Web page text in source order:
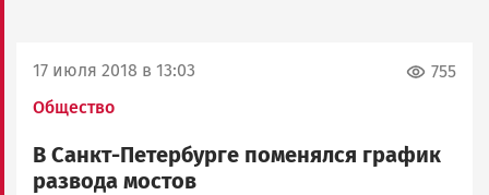
17 июля 2018 в 13:03
Общество
755
В Санкт-Петербурге поменялся график
развода мостов